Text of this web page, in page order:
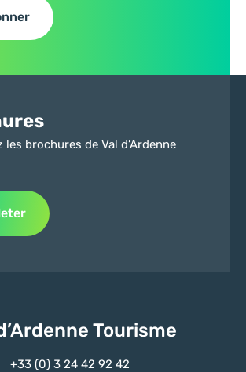
les brochures de Val d’Ardenne
Tourisme
+33 (0) 3 24 42 92 42